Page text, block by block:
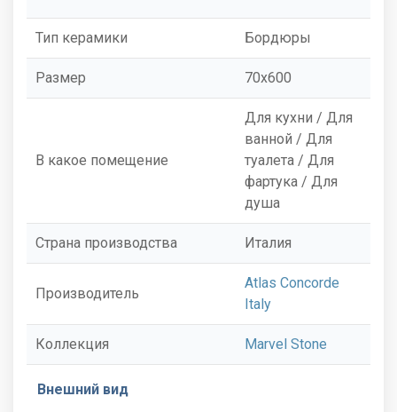
Тип керамики Бордюры
Размер 70x600
В какое помещение
Для кухни / Для
ванной / Для
туалета / Для
фартука / Для
душа
Страна производства Италия
Производитель
Atlas Concorde
Italy
Коллекция Marvel Stone
Внешний вид